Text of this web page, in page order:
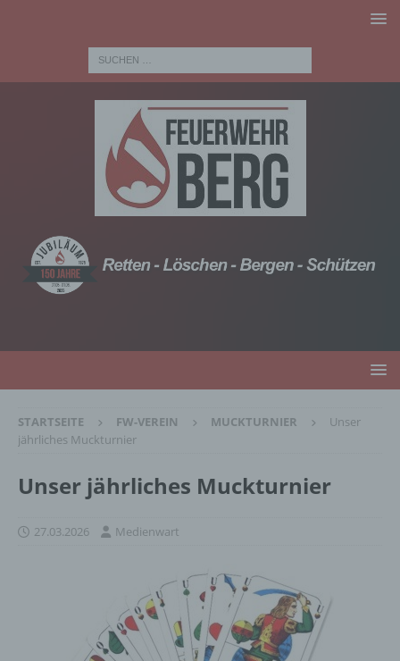
STARTSEITE FW-VEREIN MUCKTURNIER
Unser
jährliches Muckturnier
Unser jährliches Muckturnier
27.03.2026 Medienwart